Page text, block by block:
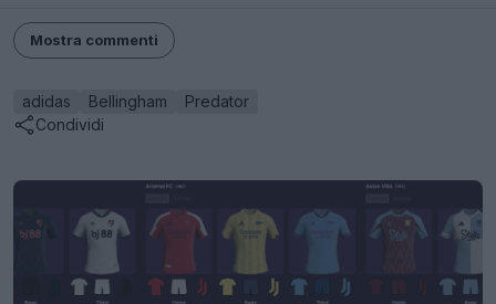
Mostra commenti
adidas Bellingham
Predator
Condividi